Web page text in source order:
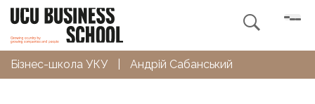

Бізнес-школа УКУ Андрій Сабанський